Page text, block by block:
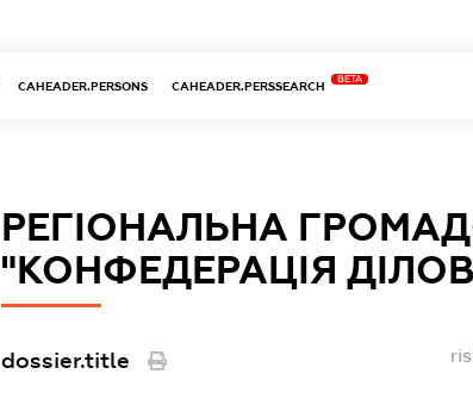
CAHEADER.PERSONS CAHEADER.PERSSEARCH
BETA
РЕГІОНАЛЬНА
"КОНФЕДЕРАЦІЯ
dossier.title